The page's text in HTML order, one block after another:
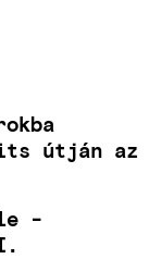
útján az
-